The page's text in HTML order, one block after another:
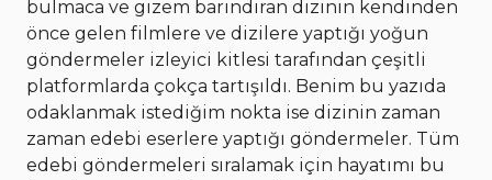
bulmaca ve gizem barındıran dizinin kendinden
önce gelen filmlere ve dizilere yaptığı yoğun
göndermeler izleyici kitlesi tarafından çeşitli
platformlarda çokça tartışıldı. Benim bu yazıda
odaklanmak istediğim nokta ise dizinin zaman
zaman edebi eserlere yaptığı göndermeler. Tüm
edebi göndermeleri sıralamak için hayatımı bu